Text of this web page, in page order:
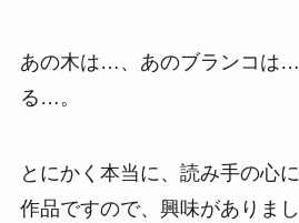
あの木は…、あのブランコは
る…。
とにかく本当に、読み手の心
作品ですので、興味がありま